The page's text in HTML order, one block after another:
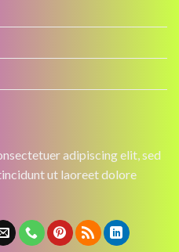
adipiscing elit, sed
ut laoreet dolore